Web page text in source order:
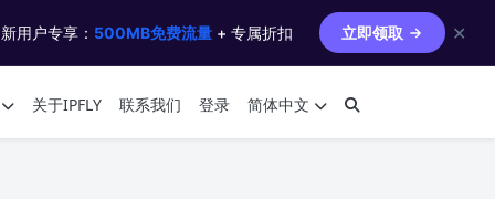
用户专享： 500MB免费流量 + 专属折扣 立即领取 ✕
关于IPFLY 联系我们 登录 简体中文